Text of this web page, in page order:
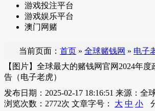
游戏投注平台
游戏娱乐平台
澳门网赌
当前页面： 首页 » 全球赌钱网 » 电子
【图片】全球最大的赌钱网官网2024年
告（电子老虎）
发布日期：2025-02-17 18:16:51 来源：全
浏览次数： 2772次 文章字号： 大 中 小